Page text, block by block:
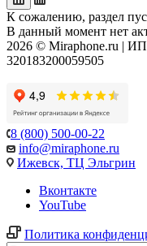
К сожалению, раздел
В данный момент нет
2026 © Miraphone.ru |
320183200059505
8 (800) 500-00-22
info@miraphone.ru
Ижевск, ТЦ Эльгрин
Вконтакте
YouTube
Политика